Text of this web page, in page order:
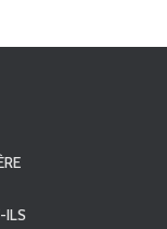
ILS